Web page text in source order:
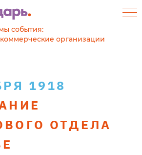
события:
организации
1918
ОТДЕЛА